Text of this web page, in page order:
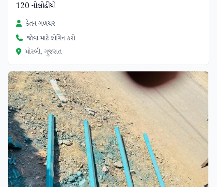
120 નોલોઢીયો
કેતન ઞળચર
જોવા માટે લોગિન કરો
મોરબી, ગુજરાત
ચકાસાયેલ